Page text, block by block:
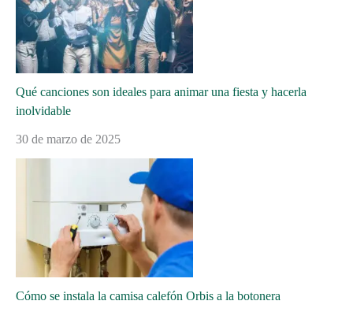
Qué canciones son ideales para animar una fiesta y hacerla
inolvidable
30 de marzo de 2025
Cómo se instala la camisa calefón Orbis a la botonera